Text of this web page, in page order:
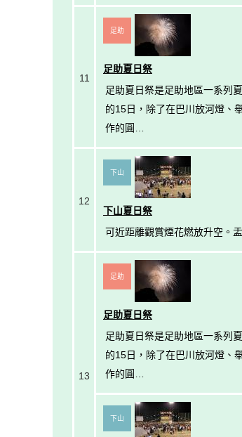
11
足助
足助夏日祭
足助夏日祭是足助地區一系列
的15日，除了在巴川放河燈、
作的圓…
12
下山
下山夏日祭
可近距離觀賞煙花燃放升空。
13
足助
足助夏日祭
足助夏日祭是足助地區一系列
的15日，除了在巴川放河燈、
作的圓…
下山